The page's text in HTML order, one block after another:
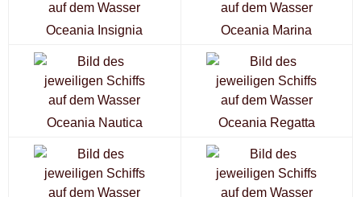
Oceania Insignia Oceania Marina
Oceania Nautica Oceania Regatta